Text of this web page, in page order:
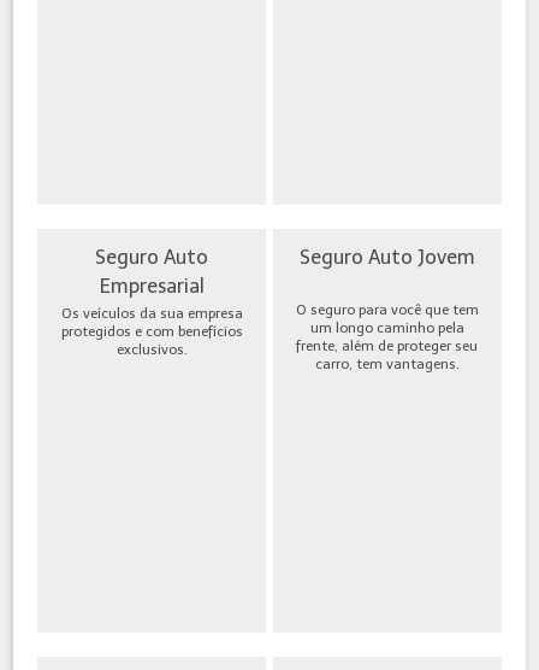
Seguro Auto
Empresarial
Os veículos da sua empresa
protegidos e com benefícios
exclusivos.
Seguro Auto Jovem
O seguro para você que tem
um longo caminho pela
frente, além de proteger seu
carro, tem vantagens.